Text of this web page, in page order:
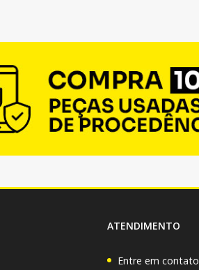
ATENDIMENTO
Entre em contato